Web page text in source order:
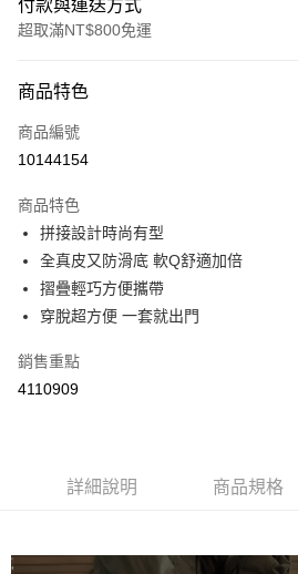
付款與運送方式
超取滿NT$800免運
信用卡一次付款
超商取貨付款
Apple Pay
街口支付
悠遊付
Google Pay
AFTEE先享後付
便利好安心！
商品特色
商品編號
10144154
商品特色
拼接設計時尚有型
全真皮又防滑底 軟Q舒適加倍
摺疊輕巧方便攜帶
穿脫超方便 一套就出門
銷售重點
4110909
詳細說明 商品規格